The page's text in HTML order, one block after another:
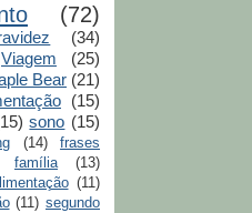
(72)
(34)
Viagem
(25)
Bear (21)
(15)
sono (15)
(14)
frases
família
(13)
(11)
(11) segundo